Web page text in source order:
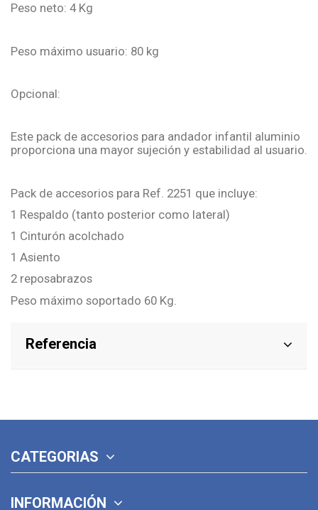
Peso neto: 4 Kg
Peso máximo usuario: 80 kg
Opcional:
Este pack de accesorios para andador infantil aluminio
proporciona una mayor sujeción y estabilidad al usuario.
Pack de accesorios para Ref. 2251 que incluye:
1 Respaldo (tanto posterior como lateral)
1 Cinturón acolchado
1 Asiento
2 reposabrazos
Peso máximo soportado 60 Kg.
Referencia
CATEGORIAS
INFORMACIÓN